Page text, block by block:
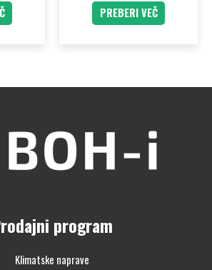
PREBERI VEČ
program
Klimatske naprave